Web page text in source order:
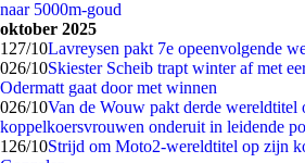
naar 5000m-goud
oktober 2025
1 27/10Lavreysen pakt 7e opeenvolgende
026/10Skiester Scheib trapt winter af met
Odermatt gaat door met winnen
026/10Van de Wouw pakt derde wereldtitel
koppelkoersvrouwen onderuit in leidende
1 26/10Strijd om Moto2-wereldtitel op zijn